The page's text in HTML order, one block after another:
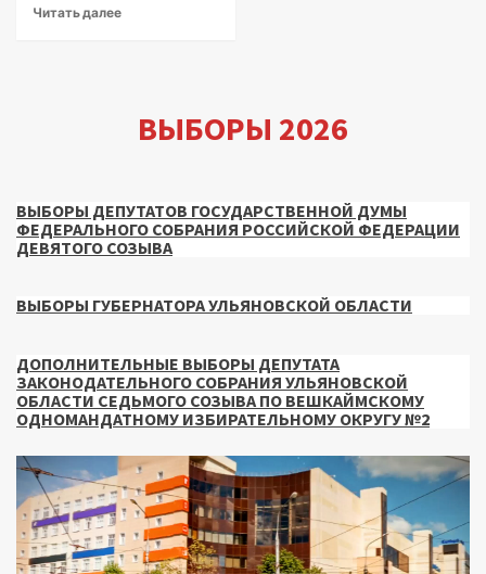
Читать далее
ВЫБОРЫ 2026
ВЫБОРЫ ДЕПУТАТОВ ГОСУДАРСТВЕННОЙ ДУМЫ
ФЕДЕРАЛЬНОГО СОБРАНИЯ РОССИЙСКОЙ ФЕДЕРАЦИИ
ДЕВЯТОГО СОЗЫВА
ВЫБОРЫ ГУБЕРНАТОРА УЛЬЯНОВСКОЙ ОБЛАСТИ
ДОПОЛНИТЕЛЬНЫЕ ВЫБОРЫ ДЕПУТАТА
ЗАКОНОДАТЕЛЬНОГО СОБРАНИЯ УЛЬЯНОВСКОЙ
ОБЛАСТИ СЕДЬМОГО СОЗЫВА ПО ВЕШКАЙМСКОМУ
ОДНОМАНДАТНОМУ ИЗБИРАТЕЛЬНОМУ ОКРУГУ №2